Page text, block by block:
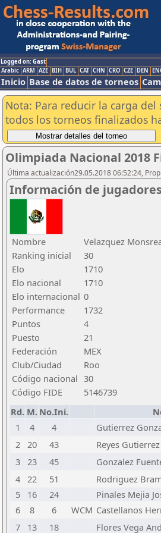
Logged on: Gast
Arabic ARM AZE BIH BUL CAT CHN CRO CZE DEN
Inicio Base de datos de torneos
Nota: Para reducir la carga
todos los torneos finalizados
Olimpiada Nacional 2018
Última actualización29.05.2018 06:52:24,
Información de jugadores
Nombre
Velazquez
Ranking inicial
30
Elo
1710
Elo nacional
1710
Elo internacional 0
Performance
1732
Puntos
4
Puesto
21
Federación
MEX
Club/Ciudad
Roo
Código nacional 30
Código FIDE
5146739
Rd. M. No.Ini.
1
4 4 Gutierrez
2 20 43 Reyes
3 23 45 Gonzalez
4 22 51 Rodriguez
5
16 24 Pinales Mejia
6
8 6 WCM Castellanos
7
13 18 Flores Vega